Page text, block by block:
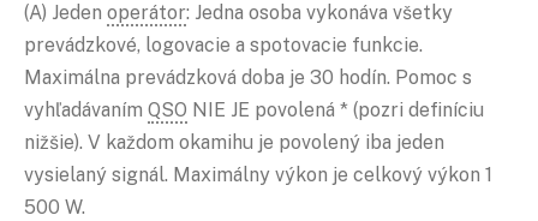
(A) Jeden operátor: Jedna osoba vykonáva všetky
prevádzkové, logovacie a spotovacie funkcie.
Maximálna prevádzková doba je 30 hodín. Pomoc s
vyhľadávaním QSO NIE JE povolená * (pozri definíciu
nižšie). V každom okamihu je povolený iba jeden
vysielaný signál. Maximálny výkon je celkový výkon 1
500 W.